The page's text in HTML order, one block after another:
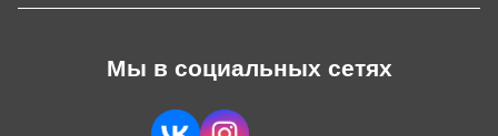
Мы в социальных сетях